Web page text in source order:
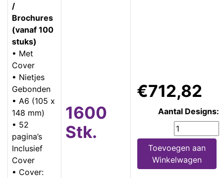
/
Brochures
(vanaf 100
stuks)
• Met
Cover
• Nietjes
Gebonden
• A6 (105 x
148 mm)
• 52
pagina’s
Inclusief
Cover
• Cover:
1600
Stk.
€712,82
Aantal Designs:
Toevoegen aan
Winkelwagen